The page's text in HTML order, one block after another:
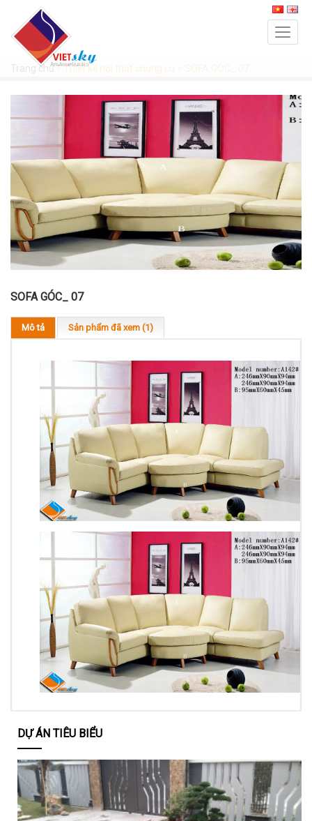
Trang chủ»Thiết kế nội thất chung cư SOFA GÓC_ 07
SOFA GÓC_ 07
Mô tả Sản phẩm đã xem (1)
DỰ ÁN TIÊU BIỂU